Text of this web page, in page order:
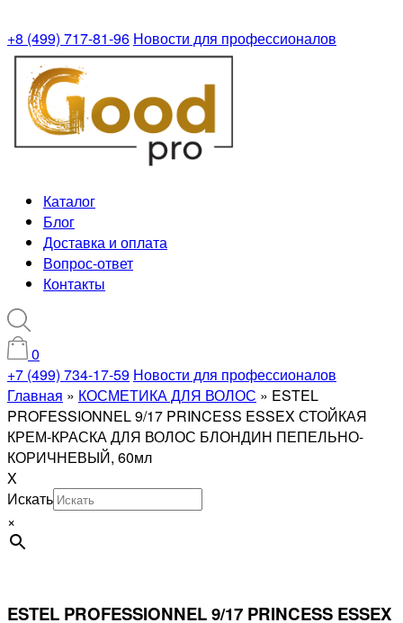
+8 (499) 717-81-96 Новости для профессионалов
Каталог
Блог
Доставка и оплата
Вопрос-ответ
Контакты
0
+7 (499) 734-17-59 Новости для профессионалов
Главная » КОСМЕТИКА ДЛЯ ВОЛОС » ESTEL
PROFESSIONNEL 9/17 PRINCESS ESSEX СТОЙКАЯ
КРЕМ-КРАСКА ДЛЯ ВОЛОС БЛОНДИН ПЕПЕЛЬНО-
КОРИЧНЕВЫЙ, 60мл
X
Искать
×
ESTEL PROFESSIONNEL 9/17 PRINCESS ESSEX